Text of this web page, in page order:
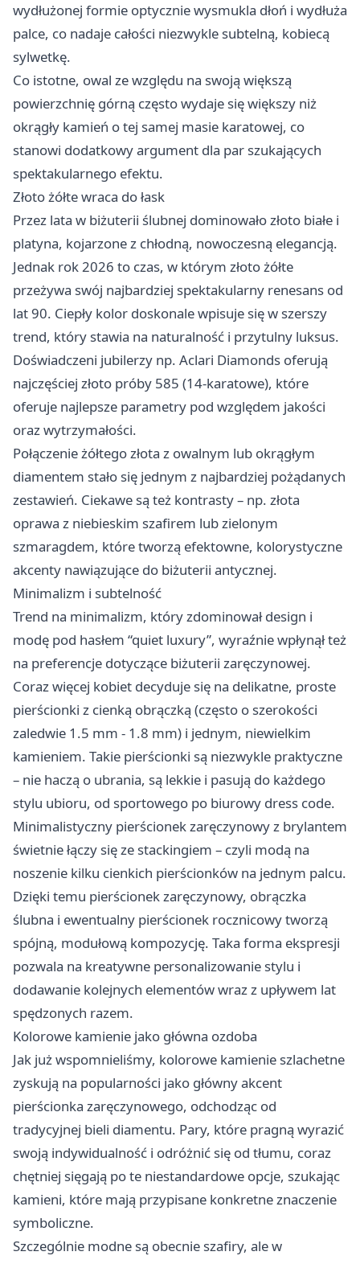
wydłużonej formie optycznie wysmukla dłoń i wydłuża
palce, co nadaje całości niezwykle subtelną, kobiecą
sylwetkę.
Co istotne, owal ze względu na swoją większą
powierzchnię górną często wydaje się większy niż
okrągły kamień o tej samej masie karatowej, co
stanowi dodatkowy argument dla par szukających
spektakularnego efektu.
Złoto żółte wraca do łask
Przez lata w biżuterii ślubnej dominowało złoto białe i
platyna, kojarzone z chłodną, nowoczesną elegancją.
Jednak rok 2026 to czas, w którym złoto żółte
przeżywa swój najbardziej spektakularny renesans od
lat 90. Ciepły kolor doskonale wpisuje się w szerszy
trend, który stawia na naturalność i przytulny luksus.
Doświadczeni jubilerzy np. Aclari Diamonds oferują
najczęściej złoto próby 585 (14-karatowe), które
oferuje najlepsze parametry pod względem jakości
oraz wytrzymałości.
Połączenie żółtego złota z owalnym lub okrągłym
diamentem stało się jednym z najbardziej pożądanych
zestawień. Ciekawe są też kontrasty – np. złota
oprawa z niebieskim szafirem lub zielonym
szmaragdem, które tworzą efektowne, kolorystyczne
akcenty nawiązujące do biżuterii antycznej.
Minimalizm i subtelność
Trend na minimalizm, który zdominował design i
modę pod hasłem “quiet luxury”, wyraźnie wpłynął też
na preferencje dotyczące biżuterii zaręczynowej.
Coraz więcej kobiet decyduje się na delikatne, proste
pierścionki z cienką obrączką (często o szerokości
zaledwie 1.5 mm - 1.8 mm) i jednym, niewielkim
kamieniem. Takie pierścionki są niezwykle praktyczne
– nie haczą o ubrania, są lekkie i pasują do każdego
stylu ubioru, od sportowego po biurowy dress code.
Minimalistyczny pierścionek zaręczynowy z brylantem
świetnie łączy się ze stackingiem – czyli modą na
noszenie kilku cienkich pierścionków na jednym palcu.
Dzięki temu pierścionek zaręczynowy, obrączka
ślubna i ewentualny pierścionek rocznicowy tworzą
spójną, modułową kompozycję. Taka forma ekspresji
pozwala na kreatywne personalizowanie stylu i
dodawanie kolejnych elementów wraz z upływem lat
spędzonych razem.
Kolorowe kamienie jako główna ozdoba
Jak już wspomnieliśmy, kolorowe kamienie szlachetne
zyskują na popularności jako główny akcent
pierścionka zaręczynowego, odchodząc od
tradycyjnej bieli diamentu. Pary, które pragną wyrazić
swoją indywidualność i odróżnić się od tłumu, coraz
chętniej sięgają po te niestandardowe opcje, szukając
kamieni, które mają przypisane konkretne znaczenie
symboliczne.
Szczególnie modne są obecnie szafiry, ale w